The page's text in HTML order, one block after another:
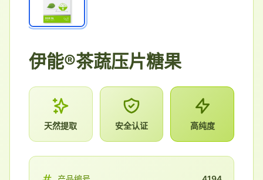
伊能®茶蔬压片糖果
天然提取 安全认证 高纯度